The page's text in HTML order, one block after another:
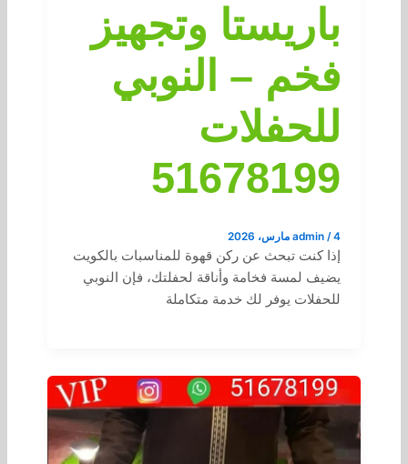
باريستا وتجهيز
فخم – النوبي
للحفلات
51678199
admin /4 مارس، 2026
إذا كنت تبحث عن ركن قهوة للمناسبات بالكويت
يضيف لمسة فخامة وأناقة لحفلتك، فإن النوبي
للحفلات يوفر لك خدمة متكاملة